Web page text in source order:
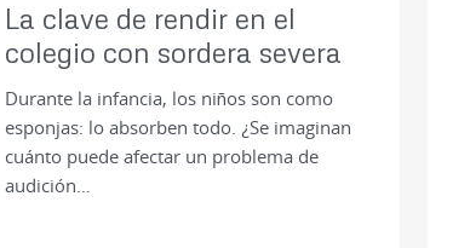
La clave de rendir en el
colegio con sordera severa
Durante la infancia, los niños son como
esponjas: lo absorben todo. ¿Se imaginan
cuánto puede afectar un problema de
audición…